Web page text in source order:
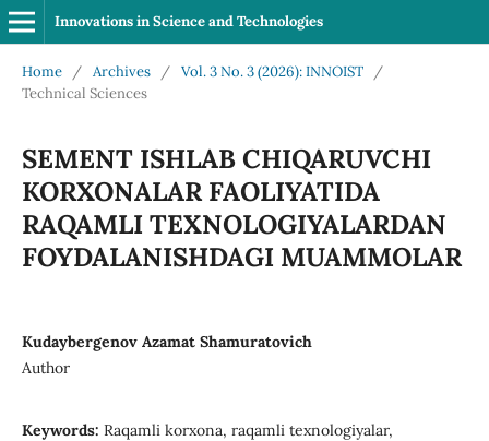
Innovations in Science and Technologies
Home / Archives / Vol. 3 No. 3 (2026): INNOIST
/
Technical Sciences
SEMENT ISHLAB CHIQARUVCHI
KORXONALAR FAOLIYATIDA
RAQAMLI TEXNOLOGIYALARDAN
FOYDALANISHDAGI MUAMMOLAR
Kudaybergenov Azamat Shamuratovich
Author
Keywords: Raqamli korxona, raqamli texnologiyalar,